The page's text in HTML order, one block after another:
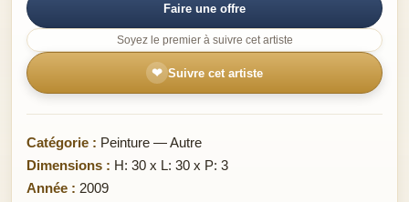
Faire une offre
Soyez le premier à suivre cet artiste
❤ Suivre cet artiste
Catégorie : Peinture — Autre
Dimensions : H: 30 x L: 30 x P: 3
Année : 2009